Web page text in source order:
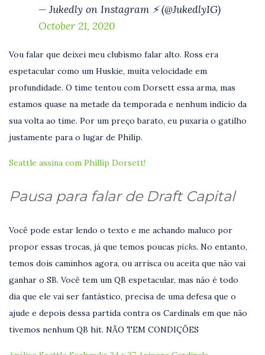
— Jukedly on Instagram ⚡️ (@JukedlyIG)
October 21, 2020
Vou falar que deixei meu clubismo falar alto. Ross era
espetacular como um Huskie, muita velocidade em
profundidade. O time tentou com Dorsett essa arma, mas
estamos quase na metade da temporada e nenhum indício da
sua volta ao time. Por um preço barato, eu puxaria o gatilho
justamente para o lugar de Philip.
Seattle assina com Phillip Dorsett!
Pausa para falar de Draft Capital
Você pode estar lendo o texto e me achando maluco por
propor essas trocas, já que temos poucas picks. No entanto,
temos dois caminhos agora, ou arrisca ou aceita que não vai
ganhar o SB. Você tem um QB espetacular, mas não é todo
dia que ele vai ser fantástico, precisa de uma defesa que o
ajude e depois dessa partida contra os Cardinals em que não
tivemos nenhum QB hit. NÃO TEM CONDIÇÕES